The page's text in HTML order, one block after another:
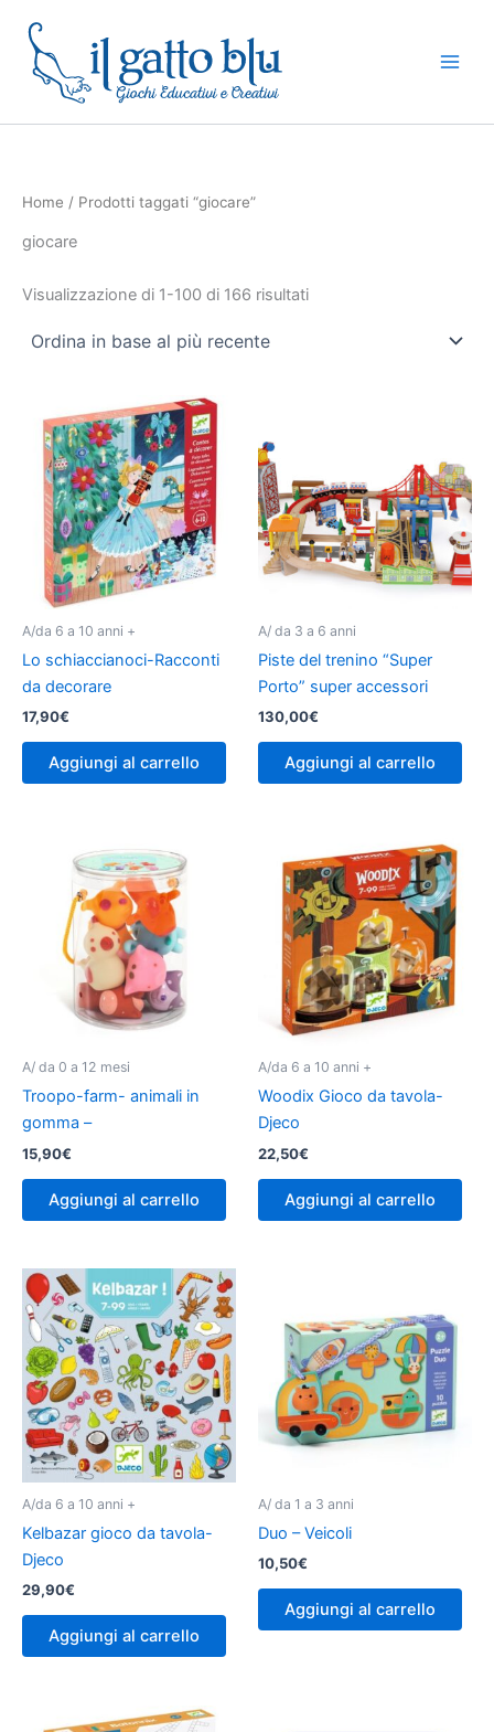
contenuto
Home / Prodotti taggati “giocare”
giocare
Visualizzazione di 1-100 di 166 risultati
A/da 6 a 10 anni +
Lo schiaccianoci-Racconti
da decorare
17,90€
Aggiungi al carrello
A/ da 3 a 6 anni
Piste del trenino “Super
Porto” super accessori
130,00€
Aggiungi al carrello
A/ da 0 a 12 mesi
Troopo-farm- animali in
gomma –
15,90€
Aggiungi al carrello
A/da 6 a 10 anni +
Woodix Gioco da tavola-
Djeco
22,50€
Aggiungi al carrello
A/da 6 a 10 anni +
Kelbazar gioco da tavola-
Djeco
29,90€
Aggiungi al carrello
A/ da 1 a 3 anni
Duo – Veicoli
10,50€
Aggiungi al carrello